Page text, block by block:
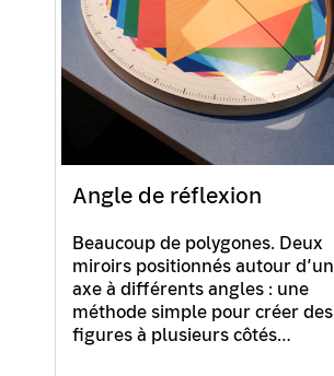
Angle de réflexion
Beaucoup de polygones. Deux
miroirs positionnés autour d’un
axe à différents angles : une
méthode simple pour créer des
figures à plusieurs côtés…